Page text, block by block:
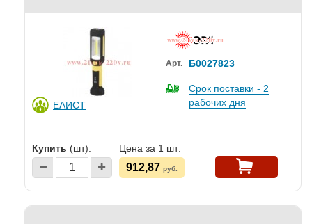
ЕАИСТ
Арт. Б0027823
Срок поставки - 2
рабочих дня
Купить (шт): Цена за 1 шт:
912,87 руб.